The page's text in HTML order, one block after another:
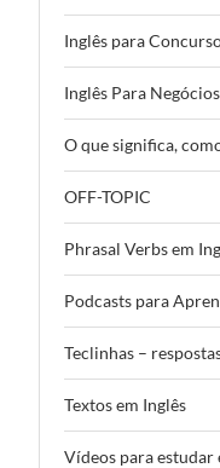
Inglês para
Inglês Para
O que significa,
OFF-TOPIC
Phrasal Verbs em
Podcasts para
Teclinhas –
Textos em Inglês
Vídeos para estudar